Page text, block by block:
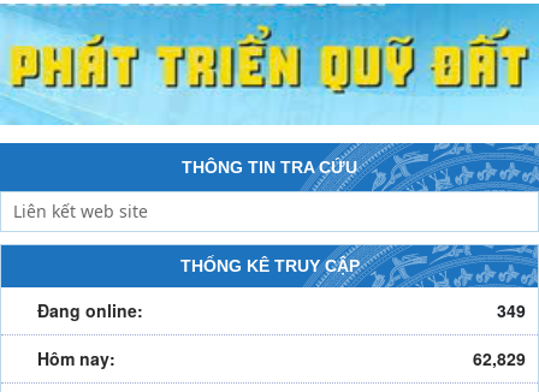
THÔNG TIN TRA CỨU
THỐNG KÊ TRUY CẬP
Đang online:
349
Hôm nay:
62,829